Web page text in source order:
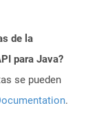
de la
para Java?
se pueden
.